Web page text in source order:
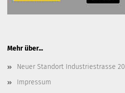
Mehr über...
Neuer Standort Industriestrasse 20
Impressum